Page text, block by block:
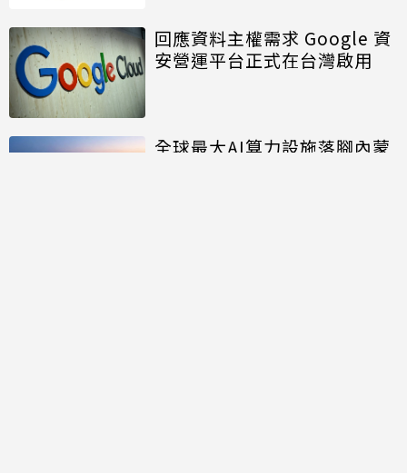
回應資料主權需求 Google 資
安營運平台正式在台灣啟用
全球最大AI算力設施落腳內蒙